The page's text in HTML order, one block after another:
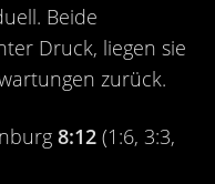
Beide
Druck, liegen sie
zurück.
8:12 (1:6, 3:3,